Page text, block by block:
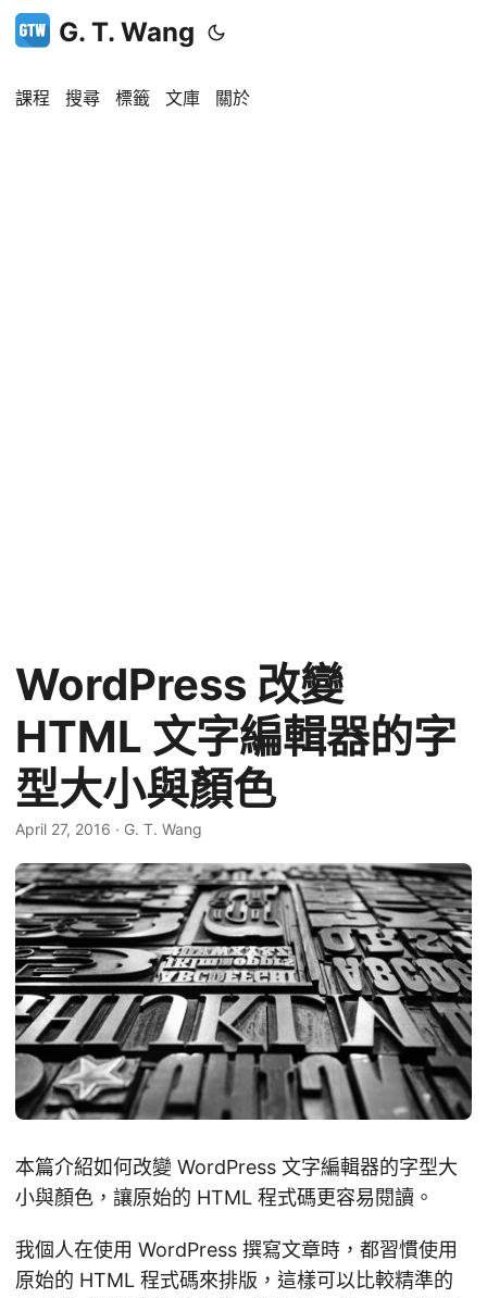
G. T. Wang
課程 搜尋 標籤 文庫 關於
WordPress 改變
HTML 文字編輯器的字
型大小與顏色
April 27, 2016 · G. T. Wang
本篇介紹如何改變 WordPress 文字編輯器的字型大
小與顏色，讓原始的 HTML 程式碼更容易閱讀。
我個人在使用 WordPress 撰寫文章時，都習慣使用
原始的 HTML 程式碼來排版，這樣可以比較精準的